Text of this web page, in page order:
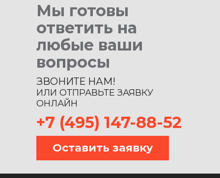
Мы готовы
ответить на
любые ваши
вопросы
ЗВОНИТЕ НАМ!
ИЛИ ОТПРАВЬТЕ ЗАЯВКУ
ОНЛАЙН
+7 (495) 147-88-52
Оставить заявку